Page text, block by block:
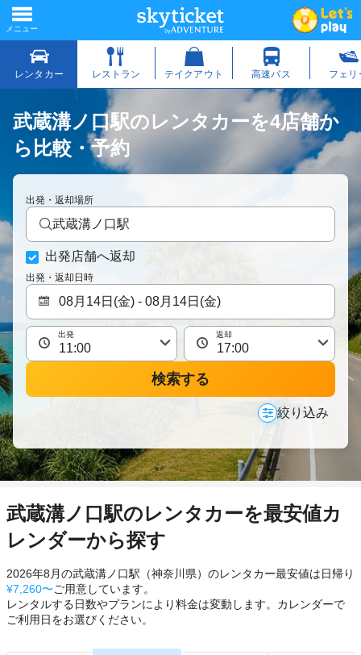
武蔵溝ノ口駅のレンタカーを4店舗か
ら比較・予約
出発・返却場所
武蔵溝ノ口駅
出発店舗へ返却
出発・返却日時
出発 返却
検索する
絞り込み
武蔵溝ノ口駅のレンタカーを最安値カ
レンダーから探す
2026年8月の武蔵溝ノ口駅（神奈川県）のレンタカー最安値は日帰り
¥7,260〜ご用意しています。
レンタルする日数やプランにより料金は変動します。カレンダーで
ご利用日をお選びください。